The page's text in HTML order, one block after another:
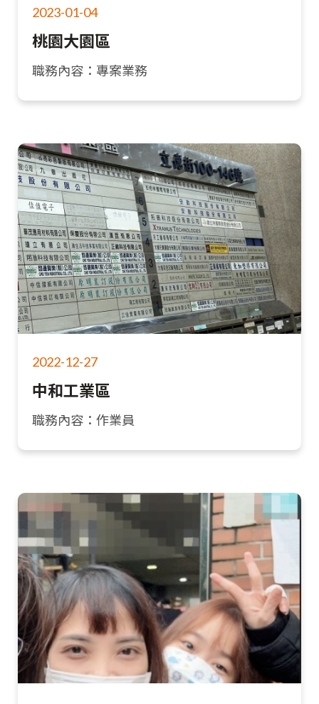
2023-01-04
桃園大園區
職務內容：專案業務
2022-12-27
中和工業區
職務內容：作業員